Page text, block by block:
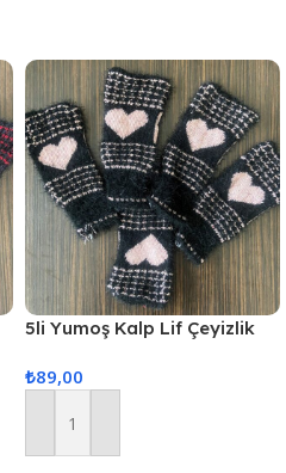
5li Yumoş Kalp Lif Çeyizlik
₺89,00
Sepete Ekle